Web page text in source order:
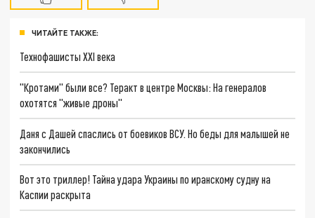
ЧИТАЙТЕ ТАКЖЕ:
Технофашисты XXI века
"Кротами" были все? Теракт в центре Москвы: На генералов
охотятся "живые дроны"
Даня с Дашей спаслись от боевиков ВСУ. Но беды для малышей не
закончились
Вот это триллер! Тайна удара Украины по иранскому судну на
Каспии раскрыта